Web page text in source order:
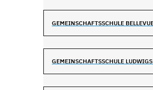
GEMEINSCHAFTSSCHULE
GEMEINSCHAFTSSCHULE